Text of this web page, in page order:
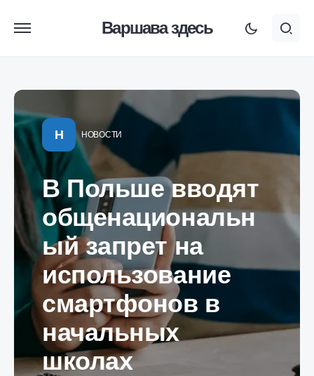
Варшава здесь
Н НОВОСТИ
В Польше вводят
общенациональн
ый запрет на
использование
смартфонов в
начальных
школах